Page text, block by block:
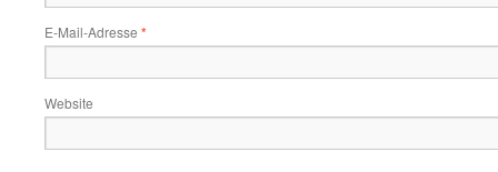
E-Mail-Adresse *
Website